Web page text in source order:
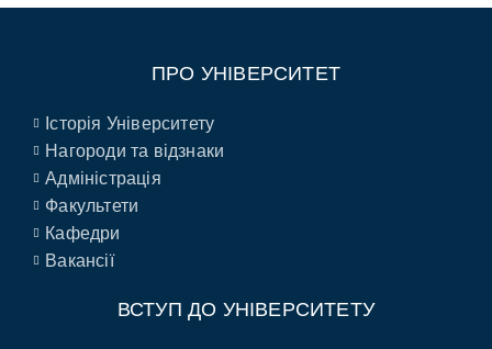
ПРО УНІВЕРСИТЕТ
Історія Університету
Нагороди та відзнаки
Адміністрація
Факультети
Кафедри
Вакансії
ВСТУП ДО УНІВЕРСИТЕТУ